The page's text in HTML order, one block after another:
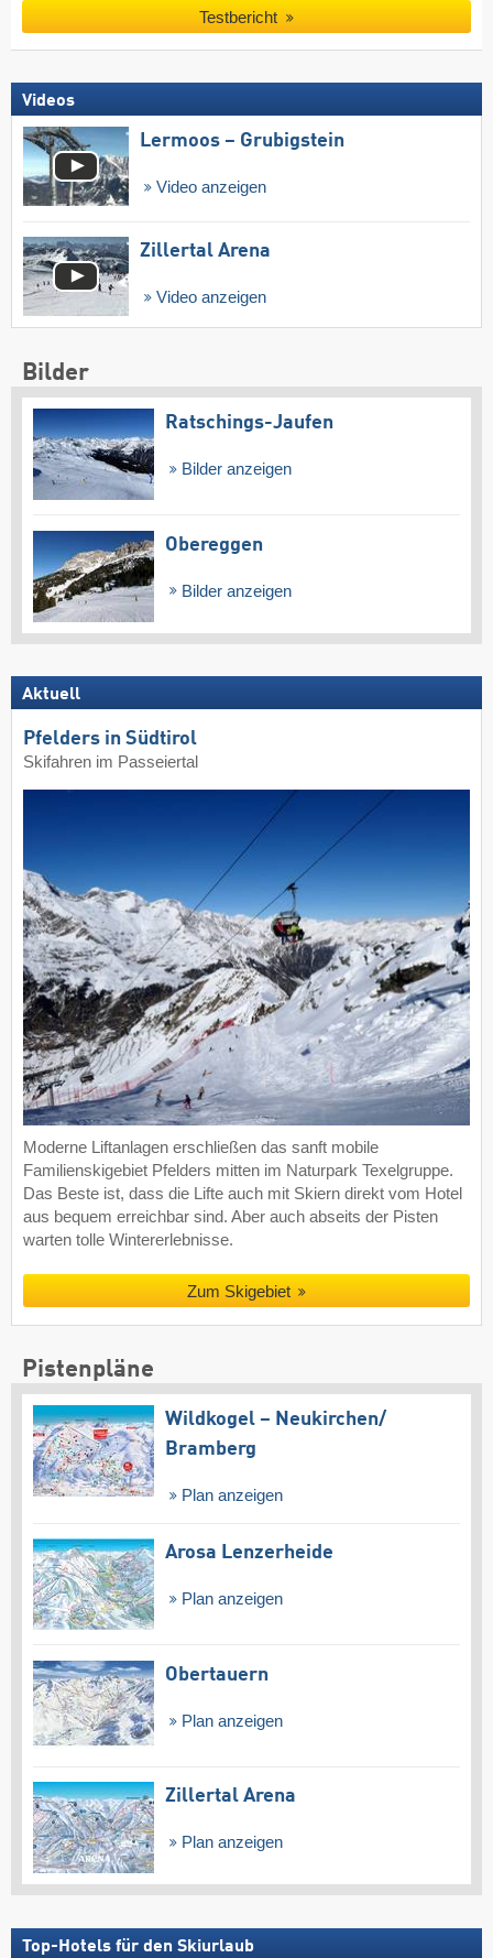
Testbericht
Videos
Lermoos – Grubigstein
Video anzeigen
Zillertal Arena
Video anzeigen
Bilder
Ratschings-Jaufen
Bilder anzeigen
Obereggen
Bilder anzeigen
Aktuell
Pfelders in Südtirol
Skifahren im Passeiertal
Moderne Liftanlagen erschließen das sanft mobile
Familienskigebiet Pfelders mitten im Naturpark Texelgruppe.
Das Beste ist, dass die Lifte auch mit Skiern direkt vom Hotel
aus bequem erreichbar sind. Aber auch abseits der Pisten
warten tolle Wintererlebnisse.
Zum Skigebiet
Pistenpläne
Wildkogel – Neukirchen/​
Bramberg
Plan anzeigen
Arosa Lenzerheide
Plan anzeigen
Obertauern
Plan anzeigen
Zillertal Arena
Plan anzeigen
Top-Hotels für den Skiurlaub